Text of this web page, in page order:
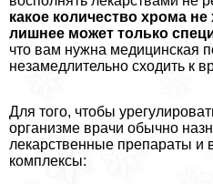
какое количество хрома
лишнее может только
что вам нужна медицинская
незамедлительно сходить к
Для того, чтобы
организме врачи обычно
лекарственные препараты
комплексы: